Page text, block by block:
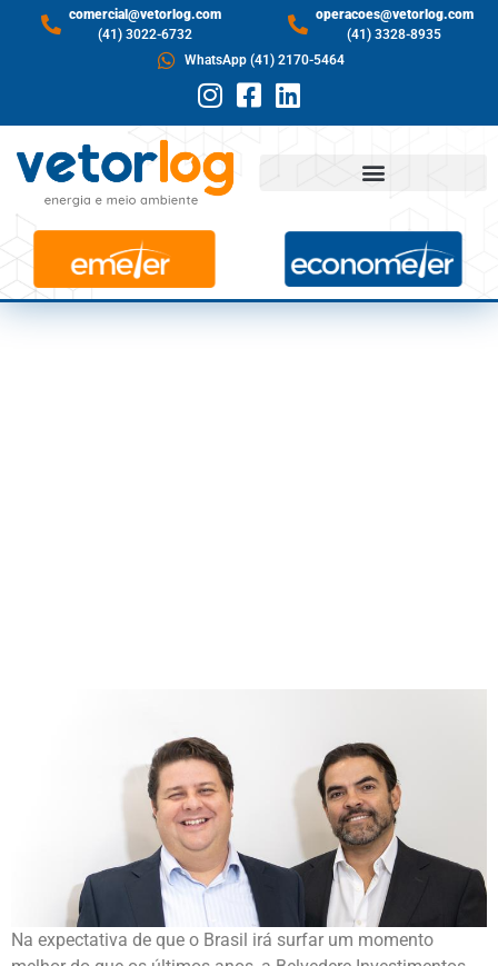
comercial@vetorlog.com
(41) 3022-6732
operacoes@vetorlog.com
(41) 3328-8935
WhatsApp (41) 2170-5464
Na expectativa de que o Brasil irá surfar um momento